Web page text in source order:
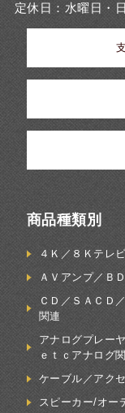
定休日：水曜日・
商品種類別
４Ｋ／８Ｋテレビ
ＡＶアンプ／Ｂ
ＣＤ／ＳＡＣＤ
関連
アナログプレー
ｅｔｃアナログ
ケーブル／アク
スピーカー/オー